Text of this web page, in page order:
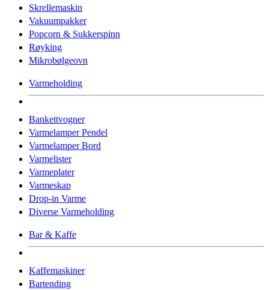
Skrellemaskin
Vakuumpakker
Popcorn & Sukkerspinn
Røyking
Mikrobølgeovn
Varmeholding
Bankettvogner
Varmelamper Pendel
Varmelamper Bord
Varmelister
Varmeplater
Varmeskap
Drop-in Varme
Diverse Varmeholding
Bar & Kaffe
Kaffemaskiner
Bartending